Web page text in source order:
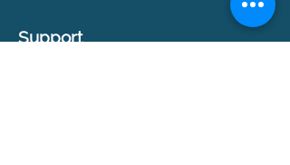
Support